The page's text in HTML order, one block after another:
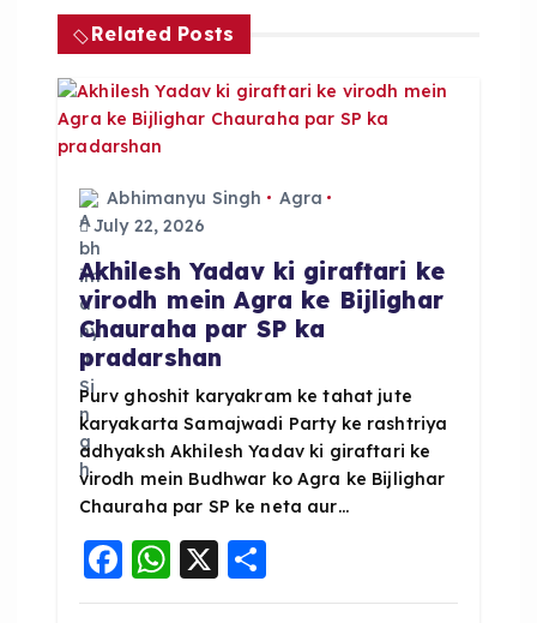
a
v
Related Posts
Abhimanyu Singh
Agra
July 22, 2026
Akhilesh Yadav ki giraftari ke
virodh mein Agra ke Bijlighar
Chauraha par SP ka
pradarshan
Purv ghoshit karyakram ke tahat jute
karyakarta Samajwadi Party ke rashtriya
adhyaksh Akhilesh Yadav ki giraftari ke
virodh mein Budhwar ko Agra ke Bijlighar
Chauraha par SP ke neta aur…
F
a
W
h
X S
h